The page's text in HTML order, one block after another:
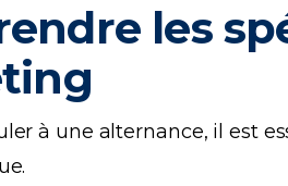
les
à une alternance, il est